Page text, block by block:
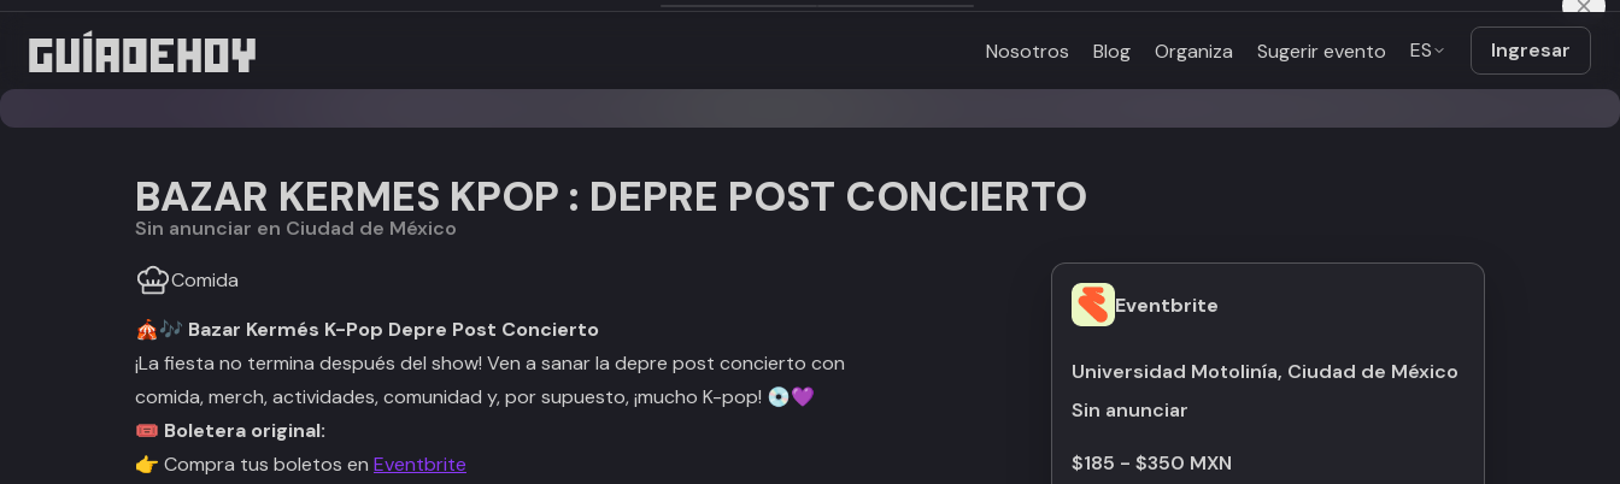
Nosotros Blog Organiza Sugerir evento ES Ingresar
BAZAR KERMES KPOP : DEPRE POST CONCIERTO
Sin anunciar en Ciudad de México
Comida
🎪🎶 Bazar Kermés K-Pop Depre Post Concierto
¡La fiesta no termina después del show! Ven a sanar la depre post concierto con
comida, merch, actividades, comunidad y, por supuesto, ¡mucho K-pop! 💿💜
🎟️ Boletera original:
👉 Compra tus boletos en Eventbrite
Eventbrite
Universidad Motolinía, Ciudad de México
Sin anunciar
$185 - $350 MXN